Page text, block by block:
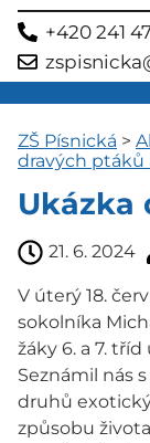
+420 241
ZŠ Písnická >
dravých ptáků
Ukázka
21. 6. 2024
V úterý 18.
sokolníka
žáky 6. a 7.
Seznámil nás
druhů
způsobu